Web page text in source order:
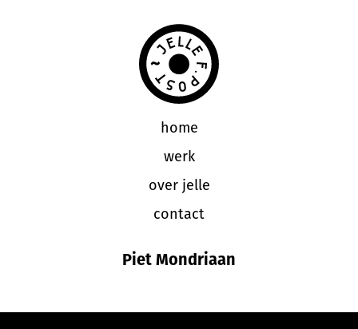
home
werk
over jelle
contact
Piet Mondriaan